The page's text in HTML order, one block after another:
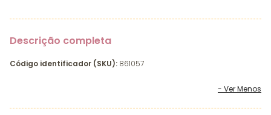
Descrição completa
Código identificador (SKU): 861057